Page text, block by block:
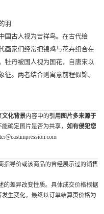
羽
国古人视为吉祥鸟。在古代绘
画家们经常把锦鸡与花卉组合在
牡丹被国人视为国花，自唐宋以
。两者结合则寓意前程似锦、
文化背景内容中的引用图片多来源于
确定图片是否为共享， 如有侵犯您
指导价或该商品的曾经展示过的销售
的差异改变性质。具体成交价格根据
生变化，最终以订单结算页价格为